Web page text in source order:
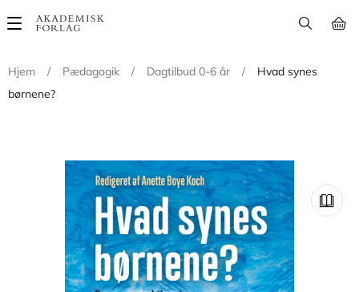
Main
Hjem
/ Pædagogik / Dagtilbud 0-6 år /
Hvad synes
børnene?